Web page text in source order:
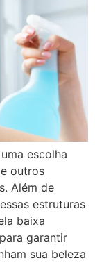
escolha
outros
Além de
estruturas
baixa
garantir
sua beleza